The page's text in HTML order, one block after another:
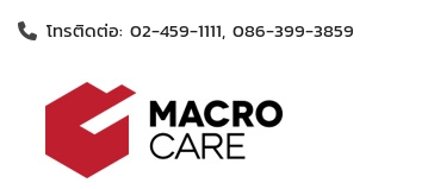
โทรติดต่อ: 02-459-1111, 086-399-3859